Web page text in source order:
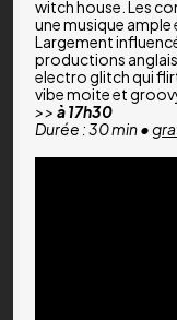
witch house. Les
une musique
Largement
productions
electro glitch qui
vibe moite et
>> à 17h30
Durée : 30 min •